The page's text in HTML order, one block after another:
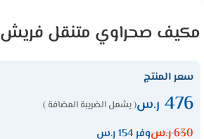
مكيف صحراوي متنقل فريش 40 لتر تربو – ديجيتال – أبيض
سعر المنتج
476 ر.س( يشمل الضريبة المضافة )
630ر.سوفر 154 ر.س